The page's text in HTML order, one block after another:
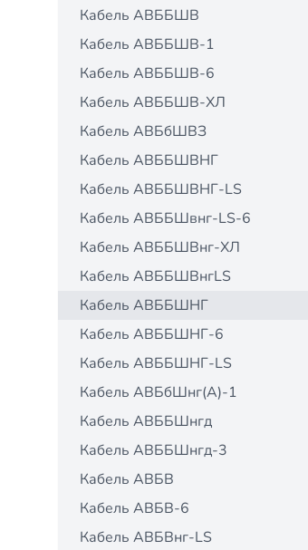
Кабель АВББШВ
Кабель АВББШВ-1
Кабель АВББШВ-6
Кабель АВББШВ-ХЛ
Кабель АВБбШВЗ
Кабель АВББШВНГ
Кабель АВББШВНГ-LS
Кабель АВББШвнг-LS-6
Кабель АВББШВнг-ХЛ
Кабель АВББШВнгLS
Кабель АВББШНГ
Кабель АВББШНГ-6
Кабель АВББШНГ-LS
Кабель АВБбШнг(А)-1
Кабель АВББШнгд
Кабель АВББШнгд-3
Кабель АВБВ
Кабель АВБВ-6
Кабель АВБВнг-LS